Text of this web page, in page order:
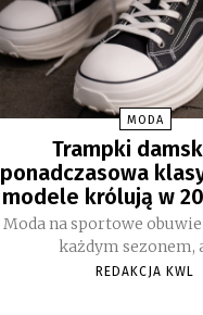
MODA
Trampki
ponadczasowa
modele królują w
Moda na sportowe
każdym sezonem,
REDAKCJA KWL